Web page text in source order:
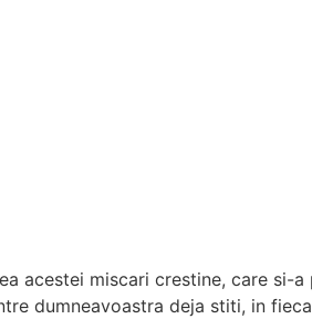
acestei miscari crestine, care si-
dumneavoastra deja stiti, in